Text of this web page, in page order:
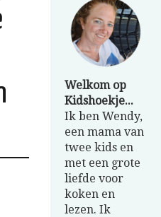
Welkom op
Kidshoekje...
Ik ben Wendy,
een mama van
twee kids en
met een grote
liefde voor
koken en
lezen. Ik